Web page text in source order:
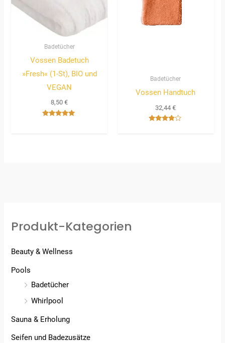
Badetücher
Vossen Badetuch
»Fresh« (1-St), BIO und
VEGAN
8,50€
Badetücher
Vossen Handtuch
32,44€
Produkt-Kategorien
Beauty & Wellness
Pools
Badetücher
Whirlpool
Sauna & Erholung
Seifen und Badezusätze